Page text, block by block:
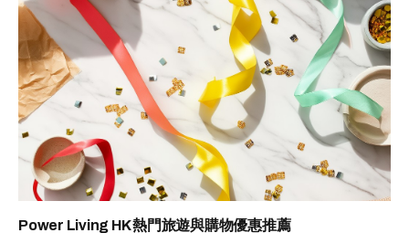
Power Living HK 熱門旅遊與購物優惠推薦